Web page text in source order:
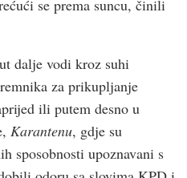
se prema suncu, činili
dalje vodi kroz suhi
za prikupljanje
ili putem desno u
Karantenu, gdje su
sposobnosti upoznavani s